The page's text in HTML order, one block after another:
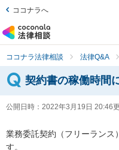
ココナラへ
ココナラ法律相談 法律Q&A
契約書の稼働時間
公開日時： 2022年3月19日 20:46
業務委託契約（フリーランス
す。